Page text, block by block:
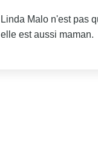
Linda Malo n'est pas
elle est aussi maman.